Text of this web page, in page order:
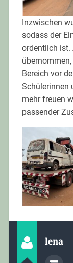
Inzwischen
sodass der
ordentlich ist.
Bereich vor
Schülerinnen
mehr freuen
passender
lena